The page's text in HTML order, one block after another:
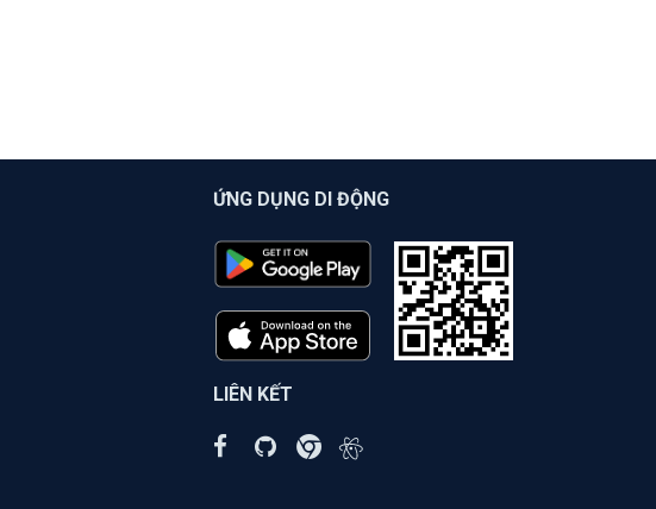
ỨNG DỤNG DI ĐỘNG
LIÊN KẾT